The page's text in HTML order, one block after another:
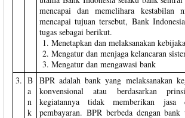
mencapai dan memelihara kestabilan
mencapai tujuan tersebut, Bank
tugas sebagai berikut.
Menetapkan dan melaksanakan
Mengatur dan menjaga kelancaran
Mengatur dan mengawasi bank
3. B
a
n
k
BPR adalah bank yang melaksanakan
konvensional atau berdasarkan
kegiatannya tidak memberikan
pembayaran. BPR berbeda dengan